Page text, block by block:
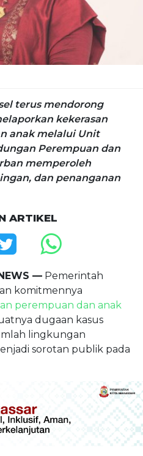
terus mendorong
kekerasan
anak melalui Unit
Perempuan dan
memperoleh
dan penanganan
ARTIKEL
— Pemerintah
komitmennya
perempuan dan anak
dugaan kasus
lingkungan
sorotan publik pada